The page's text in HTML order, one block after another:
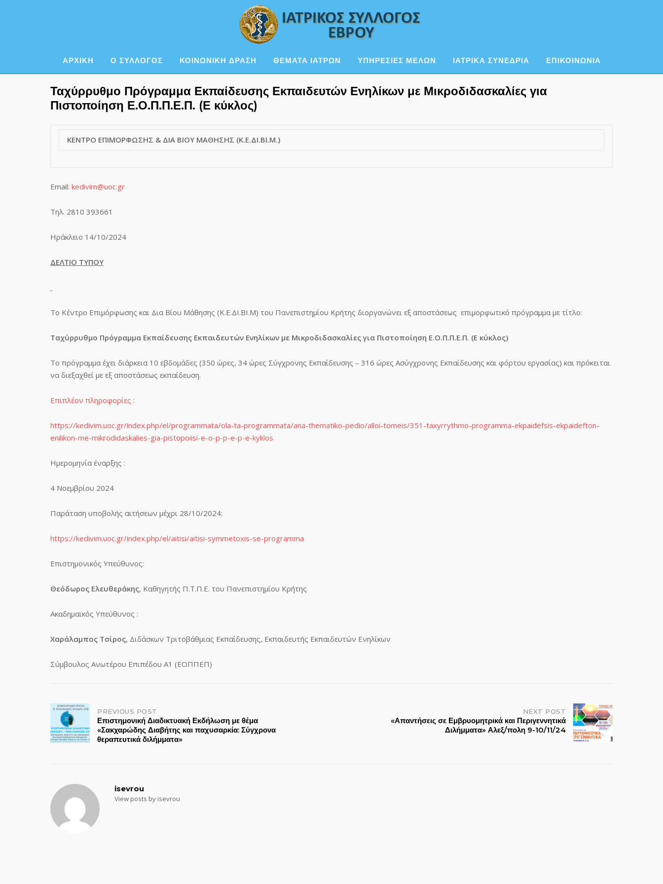
ΑΡΧΙΚΗ Ο ΣΥΛΛΟΓΟΣ ΚΟΙΝΩΝΙΚΗ ΔΡΑΣΗ ΘΕΜΑΤΑ ΙΑΤΡΩΝ ΥΠΗΡΕΣΙΕΣ ΜΕΛΩΝ ΙΑΤΡΙΚΑ ΣΥΝΕΔΡΙΑ ΕΠΙΚΟΙΝΩΝΙΑ
Ταχύρρυθμο Πρόγραμμα Εκπαίδευσης Εκπαιδευτών Ενηλίκων με Μικροδιδασκαλίες για
Πιστοποίηση Ε.Ο.Π.Π.Ε.Π. (Ε κύκλος)
ΚΕΝΤΡΟ ΕΠΙΜΟΡΦΩΣΗΣ & ΔΙΑ ΒΙΟΥ ΜΑΘΗΣΗΣ (Κ.Ε.ΔΙ.ΒΙ.Μ.)
Email: kedivim@uoc.gr
Τηλ. 2810 393661
Ηράκλειο 14/10/2024
ΔΕΛΤΙΟ ΤΥΠΟΥ
Το Κέντρο Επιμόρφωσης και Δια Βίου Μάθησης (Κ.Ε.ΔΙ.ΒΙ.Μ) του Πανεπιστημίου Κρήτης διοργανώνει εξ αποστάσεως επιμορφωτικό πρόγραμμα με τίτλο:
Ταχύρρυθμο Πρόγραμμα Εκπαίδευσης Εκπαιδευτών Ενηλίκων με Μικροδιδασκαλίες για Πιστοποίηση Ε.Ο.Π.Π.Ε.Π. (Ε κύκλος)
Το πρόγραμμα έχει διάρκεια 10 εβδομάδες (350 ώρες, 34 ώρες Σύγχρονης Εκπαίδευσης – 316 ώρες Ασύγχρονης Εκπαίδευσης και φόρτου εργασίας) και πρόκειται
να διεξαχθεί με εξ αποστάσεως εκπαίδευση.
Επιπλέον πληροφορίες :
https://kedivim.uoc.gr/index.php/el/programmata/ola-ta-programmata/ana-thematiko-pedio/alloi-tomeis/351-taxyrrythmo-programma-ekpaidefsis-ekpaidefton-
enilikon-me-mikrodidaskalies-gia-pistopoiisi-e-o-p-p-e-p-e-kyklos
Ημερομηνία έναρξης :
4 Νοεμβρίου 2024
Παράταση υποβολής αιτήσεων μέχρι 28/10/2024:
https://kedivim.uoc.gr/index.php/el/aitisi/aitisi-symmetoxis-se-programma
Επιστημονικός Υπεύθυνος:
Θεόδωρος Ελευθεράκης, Καθηγητής Π.Τ.Π.Ε. του Πανεπιστημίου Κρήτης
Ακαδημαϊκός Υπεύθυνος :
Χαράλαμπος Τσίρος, Διδάσκων Τριτοβάθμιας Εκπαίδευσης, Εκπαιδευτής Εκπαιδευτών Ενηλίκων
Σύμβουλος Ανωτέρου Επιπέδου Α1 (ΕΟΠΠΕΠ)
Post
navigation
PREVIOUS POST
Επιστημονική Διαδικτυακή Εκδήλωση με θέμα
«Σακχαρώδης Διαβήτης και παχυσαρκία: Σύγχρονα
θεραπευτικά διλήμματα»
NEXT POST
«Απαντήσεις σε Εμβρυομητρικά και Περιγεννητικά
Διλήμματα» Αλεξ/πολη 9-10/11/24
isevrou
View posts by isevrou